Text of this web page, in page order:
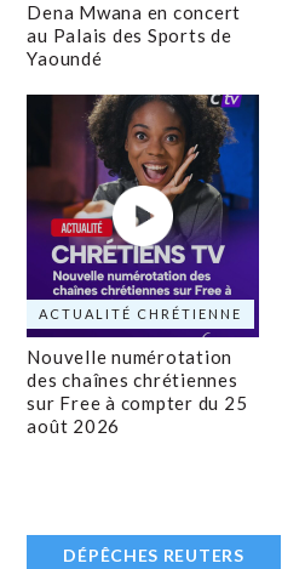
Dena Mwana en concert
au Palais des Sports de
Yaoundé
ACTUALITÉ CHRÉTIENNE
Nouvelle numérotation
des chaînes chrétiennes
sur Free à compter du 25
août 2026
DÉPÊCHES REUTERS